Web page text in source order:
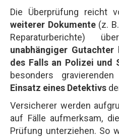
Die Überprüfung reicht
weiterer Dokumente(z.
Reparaturberichte)
unabhängiger Gutachter
des Falls an Polizei und
besonders
Einsatz eines Detektivs
Versicherer werden
auf Fälle aufmerksam,
Prüfung unterziehen. So